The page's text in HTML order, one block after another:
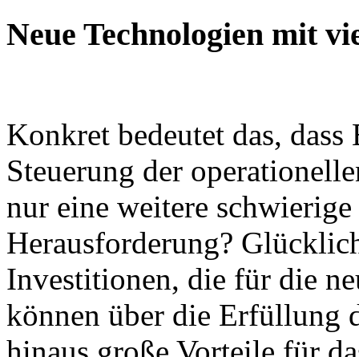
Neue Technologien mit
Konkret bedeutet das,
Steuerung der
nur eine weitere
Herausforderung?
Investitionen, die für die
können über die Erfüllung